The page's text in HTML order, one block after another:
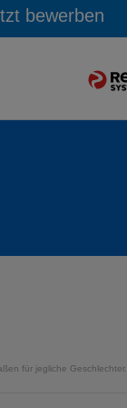
bewerben
für jegliche Geschlechter.